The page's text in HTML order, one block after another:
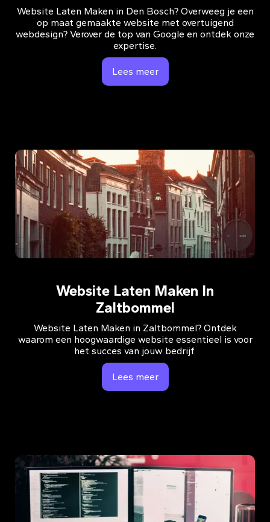
Website Laten Maken in Den Bosch? Overweeg je een
op maat gemaakte website met overtuigend
webdesign? Verover de top van Google en ontdek onze
expertise.
Lees meer
Website Laten Maken In
Zaltbommel
Website Laten Maken in Zaltbommel? Ontdek
waarom een hoogwaardige website essentieel is voor
het succes van jouw bedrijf.
Lees meer